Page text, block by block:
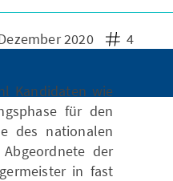
2020 4
Kandidaten wie
für den
des nationalen
der
in fast